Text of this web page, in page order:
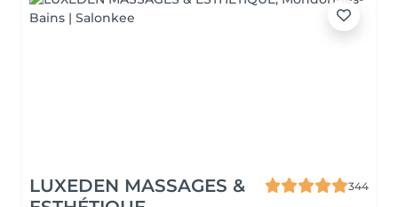
LUXEDEN MASSAGES &
344